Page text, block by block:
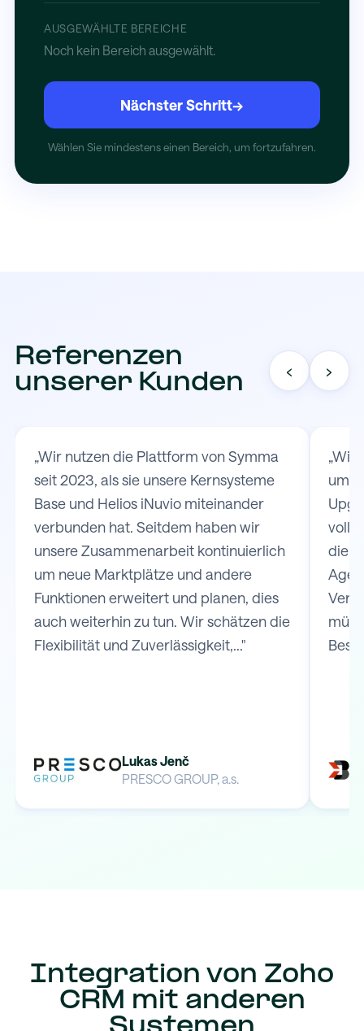
AUSGEWÄHLTE BEREICHE
Noch kein Bereich ausgewählt.
Nächster Schritt→
Wählen Sie mindestens einen Bereich, um fortzufahren.
Referenzen
unserer Kunden
‹ ›
„Wir nutzen die Plattform von Symma
seit 2023, als sie unsere Kernsysteme
Base und Helios iNuvio miteinander
verbunden hat. Seitdem haben wir
unsere Zusammenarbeit kontinuierlich
um neue Marktplätze und andere
Funktionen erweitert und planen, dies
auch weiterhin zu tun. Wir schätzen die
Flexibilität und Zuverlässigkeit,..."
Lukas Jenč
PRESCO GROUP, a.s.
„Wir
um
die
Integration von Zoho
CRM mit anderen